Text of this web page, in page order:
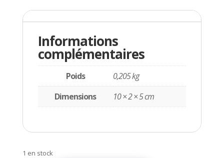
Informations
complémentaires
Poids
0,205 kg
Dimensions
10 × 2 × 5 cm
1 en stock